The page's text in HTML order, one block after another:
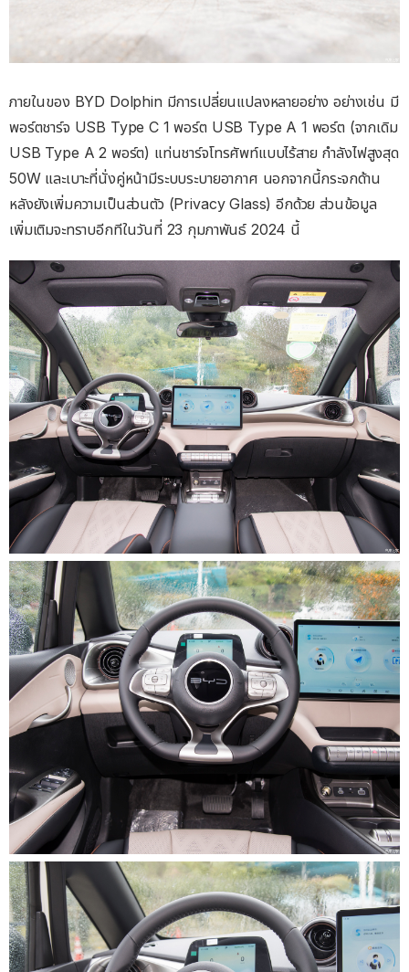
ภายในของ BYD Dolphin มีการเปลี่ยนแปลงหลายอย่าง อย่างเช่น มี
พอร์ตชาร์จ USB Type C 1 พอร์ต USB Type A 1 พอร์ต (จากเดิม
USB Type A 2 พอร์ต) แท่นชาร์จโทรศัพท์แบบไร้สาย กำลังไฟสูงสุด
50W และเบาะที่นั่งคู่หน้ามีระบบระบายอากาศ นอกจากนี้กระจกด้าน
หลังยังเพิ่มความเป็นส่วนตัว (Privacy Glass) อีกด้วย ส่วนข้อมูล
เพิ่มเติมจะทราบอีกทีในวันที่ 23 กุมภาพันธ์ 2024 นี้